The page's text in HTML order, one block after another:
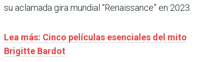
su aclamada gira mundial “Renaissance” en 2023.
Lea más: Cinco películas esenciales del mito
Brigitte Bardot